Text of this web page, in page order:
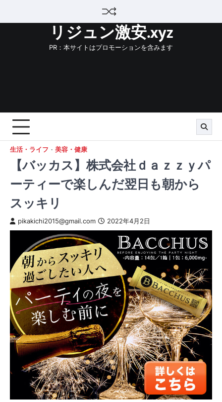
リジュン激安.xyz
PR：本サイトはプロモーションを含みます
生活・ライフ 美容・健康
【バッカス】株式会社ｄａｚｚｙパ
ーティーで楽しんだ翌日も朝から
スッキリ
pikakichi2015@gmail.com 2022年4月2日